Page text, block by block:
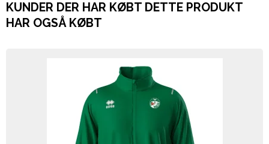
KUNDER DER HAR KØBT DETTE PRODUKT
HAR OGSÅ KØBT